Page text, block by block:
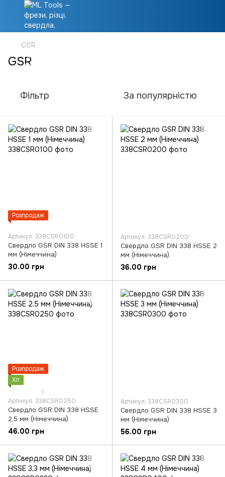
GSR
GSR
Фільтр За популярністю
Розпродаж
Артикул: 338CSR0100
Свердло GSR DIN 338 HSSE 1
мм (Німеччина)
30.00 грн
Артикул: 338CSR0200
Свердло GSR DIN 338 HSSE 2
мм (Німеччина)
36.00 грн
Розпродаж
Хіт
1
Артикул: 338CSR0250
Свердло GSR DIN 338 HSSE
2,5 мм (Німеччина)
46.00 грн
Артикул: 338CSR0300
Свердло GSR DIN 338 HSSE 3
мм (Німеччина)
56.00 грн